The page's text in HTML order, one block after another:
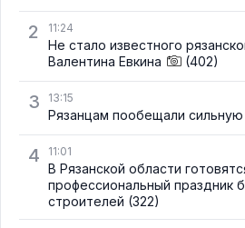
2 11:24
Не стало известного
Валентина Евкина
(402)
3 13:15
Рязанцам пообещали
4 11:01
В Рязанской области
профессиональный праздник
строителей (322)